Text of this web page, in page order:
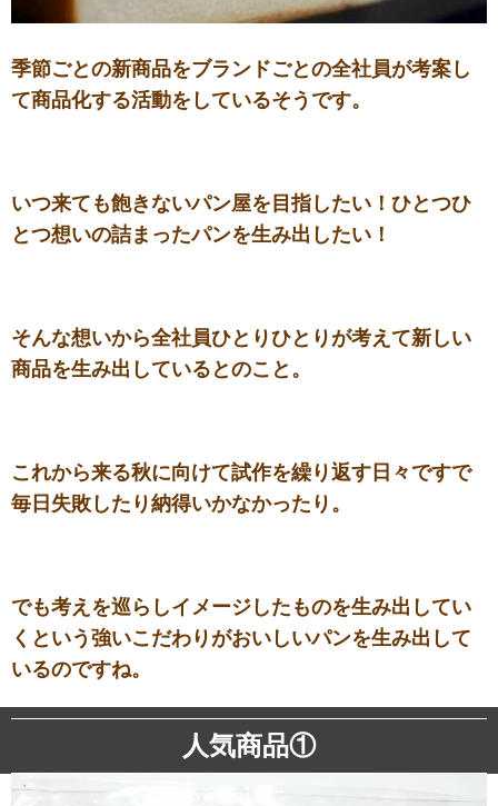
季節ごとの新商品をブランドごとの全社員が考案し
て商品化する活動をしているそうです。
いつ来ても飽きないパン屋を目指したい！ひとつひ
とつ想いの詰まったパンを生み出したい！
そんな想いから全社員ひとりひとりが考えて新しい
商品を生み出しているとのこと。
これから来る秋に向けて試作を繰り返す日々ですで
毎日失敗したり納得いかなかったり。
でも考えを巡らしイメージしたものを生み出してい
くという強いこだわりがおいしいパンを生み出して
いるのですね。
人気商品①